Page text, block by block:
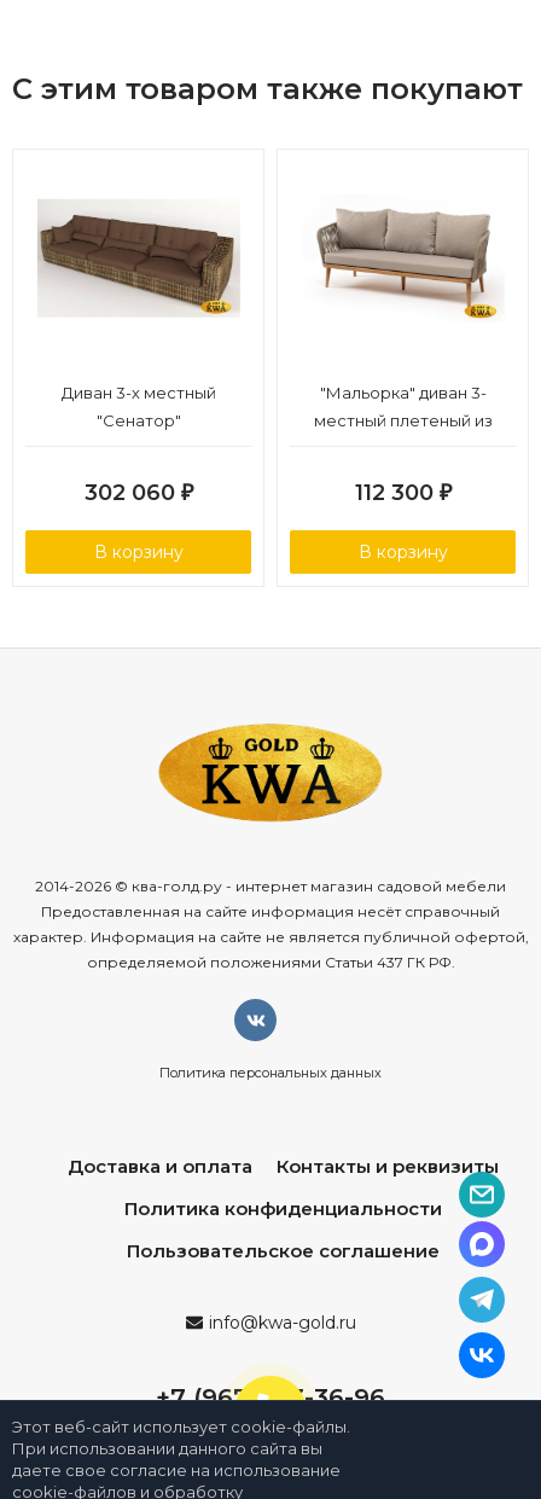
С этим товаром также покупают
Диван 3-х местный
"Сенатор"
302 060 ₽
В корзину
"Мальорка" диван 3-
местный плетеный из
23мм, ткань бежевая 052
112 300 ₽
В корзину
2014-2026 © ква-голд.ру - интернет магазин садовой мебели
Предоставленная на сайте информация несёт справочный
характер. Информация на сайте не является публичной офертой,
определяемой положениями Статьи 437 ГК РФ.
Политика персональных данных
Доставка и оплата
Контакты и реквизиты
Политика конфиденциальности
Пользовательское соглашение
info@kwa-gold.ru
+7 (967) 013-36-96
Этот веб-сайт использует cookie-файлы.
При использовании данного сайта вы
даете свое согласие на использование
cookie-файлов и обработку